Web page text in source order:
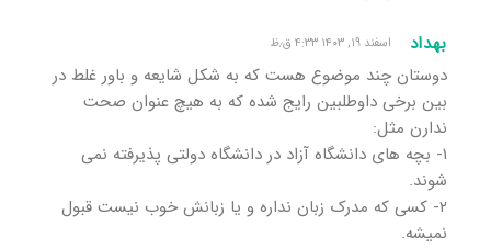
بهداد اسفند ۱۹, ۱۴۰۳ ۴:۳۳ ق٫ظ
دوستان چند موضوع هست که به شکل شایعه و باور غلط در
بین برخی داوطلبین رایج شده که به هیچ عنوان صحت
ندارن مثل:
۱- بچه های دانشگاه آزاد در دانشگاه دولتی پذیرفته نمی
شوند.
۲- کسی که مدرک زبان نداره و یا زبانش خوب نیست قبول
نمیشه.